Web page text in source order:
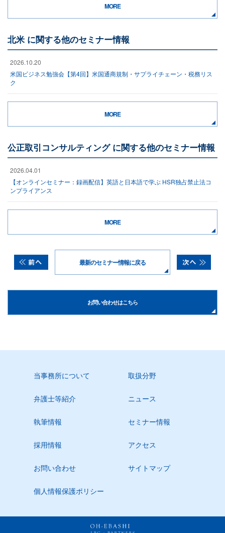
MORE
北米 に関する他のセミナー情報
2026.10.20
米国ビジネス勉強会【第4回】米国通商規制・サプライチェーン・税務リス
ク
MORE
公正取引コンサルティング に関する他のセミナー情報
2026.04.01
【オンラインセミナー：録画配信】英語と日本語で学ぶ HSR独占禁止法コ
ンプライアンス
MORE
最新のセミナー情報に戻る
お問い合わせはこちら
当事務所について 取扱分野
弁護士等紹介 ニュース
執筆情報 セミナー情報
採用情報 アクセス
お問い合わせ サイトマップ
個人情報保護ポリシー